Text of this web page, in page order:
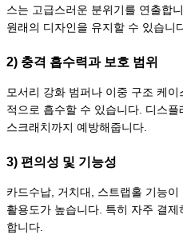
스는 고급스러운 분위기를 연출합
원래의 디자인을 유지할 수 있습니
2) 충격 흡수력과 보호 범위
모서리 강화 범퍼나 이중 구조 케
적으로 흡수할 수 있습니다. 디스
스크래치까지 예방해줍니다.
3) 편의성 및 기능성
카드수납, 거치대, 스트랩홀 기능이
활용도가 높습니다. 특히 자주 결
합니다.